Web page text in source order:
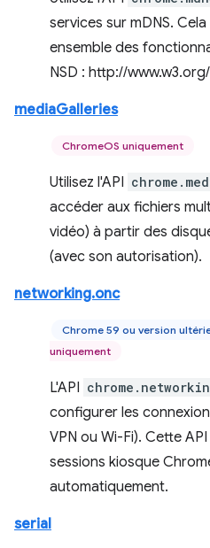
services sur mDNS.
ensemble des
NSD : http://
mediaGalleries
ChromeOS uniquement
Utilisez l'API
accéder aux fichiers
vidéo) à partir des
(avec son autorisation).
networking.onc
Chrome 59 ou version
uniquement
L'API
configurer les
VPN ou Wi-Fi). Cette
sessions kiosque
automatiquement.
serial